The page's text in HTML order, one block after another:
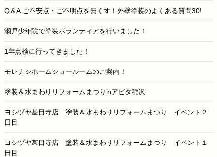
Q＆A ご不安点・ご不明点を無くす！外壁塗装のよくある質問30!
瀬戸少年院で塗装ボランティアを行いました！
1年点検に行ってきました！
モレナシホームショールームのご案内！
塗装＆水まわりリフォームまつりinアピタ稲沢
ヨシヅヤ甚目寺店 塗装＆水まわりリフォームまつり イベント２
日目
ヨシヅヤ甚目寺店 塗装＆水まわりリフォームまつり イベント１
日目